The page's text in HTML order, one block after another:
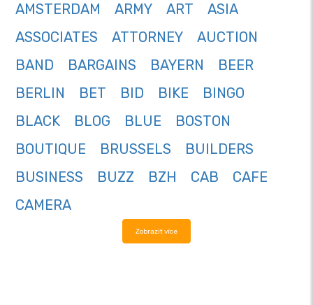
AMSTERDAM
ARMY ART
ASIA
ASSOCIATES
ATTORNEY
AUCTION
BAND
BARGAINS BAYERN
BEER
BERLIN
BET BID BIKE
BINGO
BLACK
BLOG BLUE
BOSTON
BOUTIQUE
BRUSSELS
BUILDERS
BUSINESS
BUZZ BZH CAB
CAFE
CAMERA
Zobrazit více